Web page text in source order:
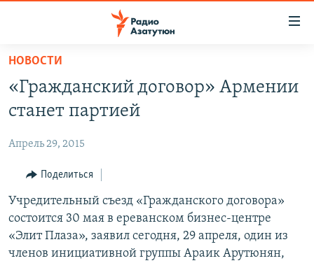
Перейти
основному
содержанию
навигации
Перейти
поиску
НОВОСТИ
ОБЩЕСТВО
ЭКОНОМИКА
РЕГИОН
НАГОРНЫЙ КАРАБАХ
КУЛЬТУРА
НОВОСТИ
«Гражданский договор» Армении
станет партией
Апрель 29, 2015
Поделиться
Учредительный съезд «Гражданского договора»
состоится 30 мая в ереванском бизнес-центре
«Элит Плаза», заявил сегодня, 29 апреля, один из
членов инициативной группы Араик Арутюнян,